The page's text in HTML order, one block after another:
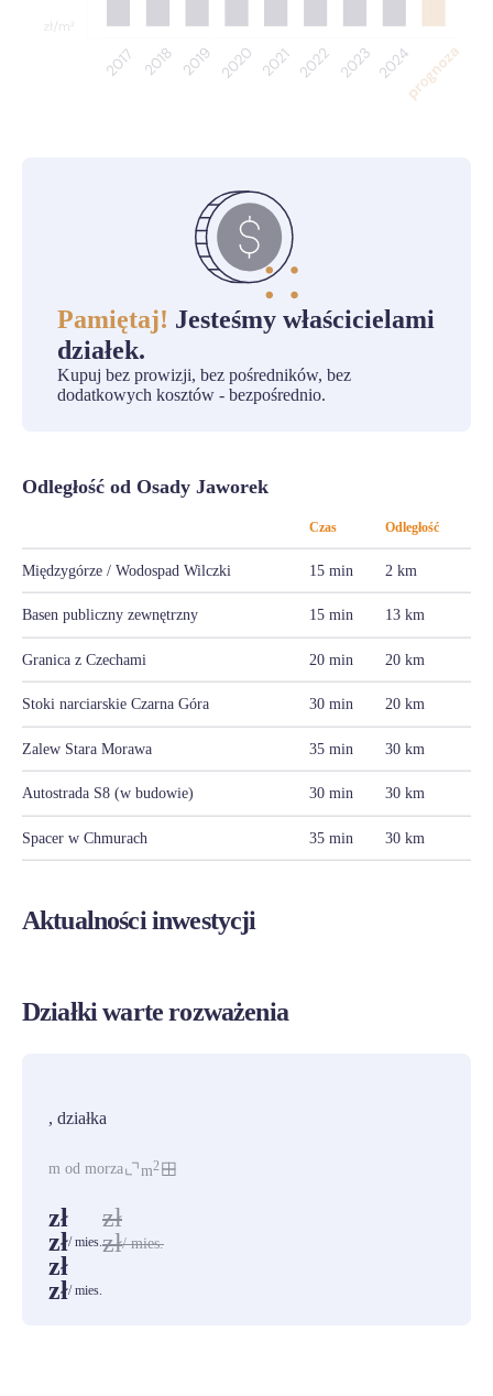
Pamiętaj! Jesteśmy właścicielami
działek.
Kupuj bez prowizji, bez pośredników, bez
dodatkowych kosztów - bezpośrednio.
Odległość od Osady Jaworek
Czas Odległość
Międzygórze / Wodospad Wilczki 15 min 2 km
Basen publiczny zewnętrzny 15 min 13 km
Granica z Czechami 20 min 20 km
Stoki narciarskie Czarna Góra 30 min 20 km
Zalew Stara Morawa 35 min 30 km
Autostrada S8 (w budowie) 30 min 30 km
Spacer w Chmurach 35 min 30 km
Aktualności inwestycji
Działki warte rozważenia
, działka
m od morza m2
zł
zł/ mies.
zł
zł/ mies.
zł
zł/ mies.